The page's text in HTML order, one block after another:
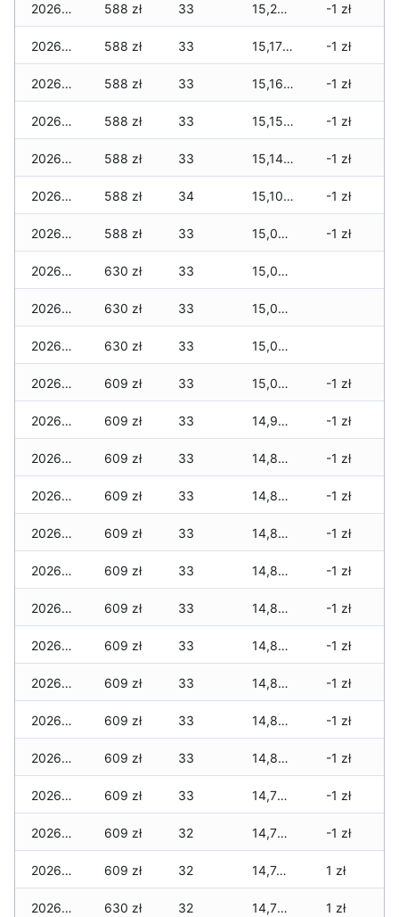
2026-03-26 588 zł 33 15,204 zł -1 zł
2026-03-25 588 zł 33 15,176 zł -1 zł
2026-03-24 588 zł 33 15,169 zł -1 zł
2026-03-23 588 zł 33 15,155 zł -1 zł
2026-03-22 588 zł 33 15,148 zł -1 zł
2026-03-21 588 zł 34 15,106 zł -1 zł
2026-03-20 588 zł 33 15,057 zł -1 zł
2026-03-19 630 zł 33 15,078 zł
2026-03-18 630 zł 33 15,057 zł
2026-03-17 630 zł 33 15,057 zł
2026-03-16 609 zł 33 15,022 zł -1 zł
2026-03-15 609 zł 33 14,917 zł -1 zł
2026-03-14 609 zł 33 14,847 zł -1 zł
2026-03-13 609 zł 33 14,847 zł -1 zł
2026-03-12 609 zł 33 14,847 zł -1 zł
2026-03-11 609 zł 33 14,805 zł -1 zł
2026-03-10 609 zł 33 14,805 zł -1 zł
2026-03-09 609 zł 33 14,805 zł -1 zł
2026-03-08 609 zł 33 14,805 zł -1 zł
2026-03-07 609 zł 33 14,805 zł -1 zł
2026-03-06 609 zł 33 14,805 zł -1 zł
2026-03-05 609 zł 33 14,784 zł -1 zł
2026-03-04 609 zł 32 14,770 zł -1 zł
2026-03-03 609 zł 32 14,749 zł 1 zł
2026-03-02 630 zł 32 14,707 zł 1 zł